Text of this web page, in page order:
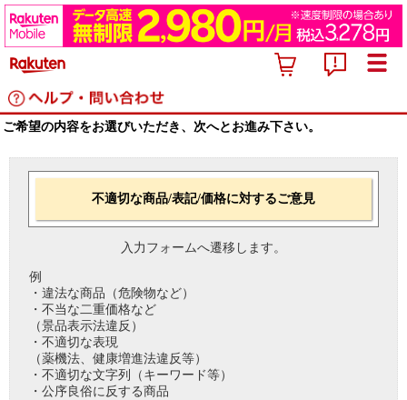
ご希望の内容をお選びいただき、次へとお進み下さい。
不適切な商品/表記/価格に対するご意見
入力フォームへ遷移します。
例
・違法な商品（危険物など）
・不当な二重価格など
（景品表示法違反）
・不適切な表現
（薬機法、健康増進法違反等）
・不適切な文字列（キーワード等）
・公序良俗に反する商品